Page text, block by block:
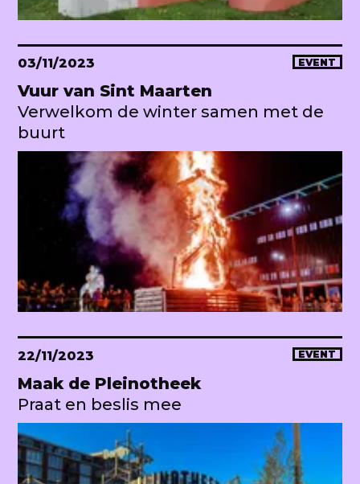
03/11/2023 EVENT
Vuur van Sint Maarten
Verwelkom de winter samen met de
buurt
22/11/2023 EVENT
Maak de Pleinotheek
Praat en beslis mee